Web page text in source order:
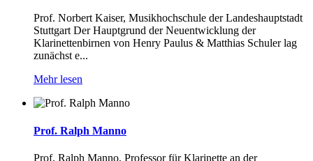
Prof. Norbert Kaiser, Musikhochschule der Landeshauptstadt
Stuttgart Der Hauptgrund der Neuentwicklung der
Klarinettenbirnen von Henry Paulus & Matthias Schuler lag
zunächst e...
Mehr lesen
Prof. Ralph Manno
Prof. Ralph Manno, Professor für Klarinette an der